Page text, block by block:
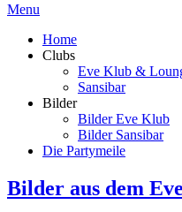
Menu
Home
Clubs
Eve Klub &
Sansibar
Bilder
Bilder Eve Klub
Bilder Sansibar
Die Partymeile
Bilder aus dem